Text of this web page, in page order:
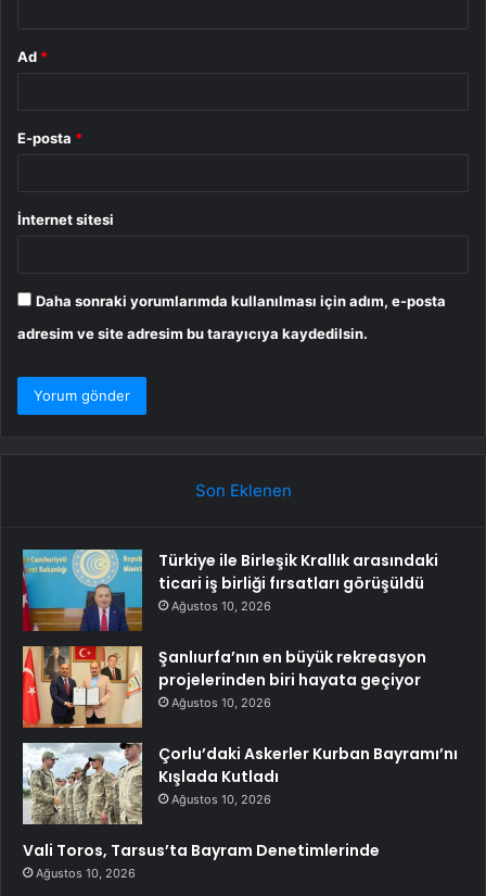
Ad *
E-posta *
İnternet sitesi
Daha sonraki yorumlarımda kullanılması için adım, e-posta
adresim ve site adresim bu tarayıcıya kaydedilsin.
Son Eklenen
Türkiye ile Birleşik Krallık arasındaki
ticari iş birliği fırsatları görüşüldü
Ağustos 10, 2026
Şanlıurfa’nın en büyük rekreasyon
projelerinden biri hayata geçiyor
Ağustos 10, 2026
Çorlu’daki Askerler Kurban Bayramı’nı
Kışlada Kutladı
Ağustos 10, 2026
Vali Toros, Tarsus’ta Bayram Denetimlerinde
Ağustos 10, 2026